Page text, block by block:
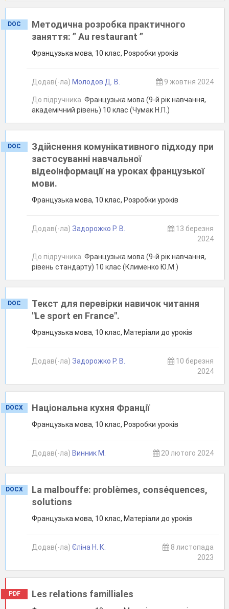
DOC
Методична розробка практичного
заняття: ” Au restaurant ”
Французька мова, 10 клас, Розробки уроків
Додав(-ла) Молодов Д. В. 9 жовтня 2024
До підручника Французька мова (9-й рік навчання,
академічний рівень) 10 клас (Чумак Н.П.)
DOC
Здійснення комунікативного підходу при
застосуванні навчальної
відеоінформації на уроках французької
мови.
Французька мова, 10 клас, Розробки уроків
Додав(-ла) Задорожко Р. В.
13 березня
2024
До підручника Французька мова (9-й рік навчання,
рівень стандарту) 10 клас (Клименко Ю.М.)
DOC
Текст для перевірки навичок читання
"Le sport en France".
Французька мова, 10 клас, Матеріали до уроків
Додав(-ла) Задорожко Р. В.
10 березня
2024
DOCX Національна кухня Франції
Французька мова, 10 клас, Розробки уроків
Додав(-ла) Винник М. 20 лютого 2024
DOCX
La malbouffe: problèmes, conséquences,
solutions
Французька мова, 10 клас, Матеріали до уроків
Додав(-ла) Єліна Н. К.
8 листопада
2023
PDF Les relations familliales